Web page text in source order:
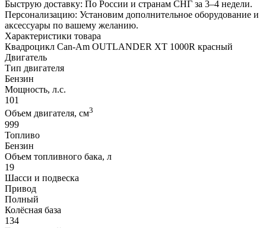
Быструю доставку: По России и странам СНГ за 3–4 недели.
Персонализацию: Установим дополнительное оборудование и
аксессуары по вашему желанию.
Характеристики товара
Квадроцикл Can-Am OUTLANDER XT 1000R красный
Двигатель
Тип двигателя
Бензин
Мощность, л.с.
101
Объем двигателя, см3
999
Топливо
Бензин
Объем топливного бака, л
19
Шасси и подвеска
Привод
Полный
Колёсная база
134